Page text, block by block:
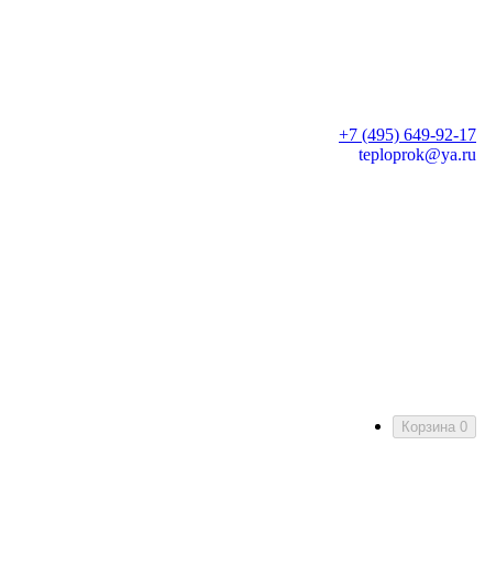
+7 (495) 649-92-17
teploprok@ya.ru
Корзина 0